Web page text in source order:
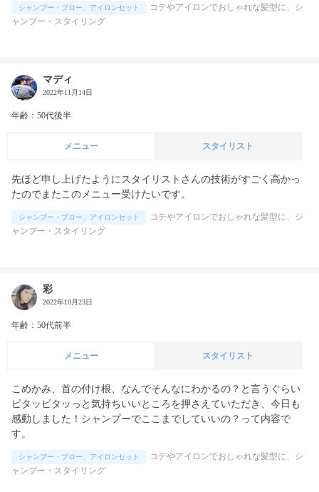
シャンプー・ブロー、アイロンセット
コテやアイロンでおしゃれな髪型に、シ
ャンプー・スタイリング
マディ
2022年11月14日
年齢：50代後半
メニュー スタイリスト
先ほど申し上げたようにスタイリストさんの技術がすごく高かっ
たのでまたこのメニュー受けたいです。
シャンプー・ブロー、アイロンセット
コテやアイロンでおしゃれな髪型に、シ
ャンプー・スタイリング
彩
2022年10月23日
年齢：50代前半
メニュー スタイリスト
こめかみ、首の付け根、なんでそんなにわかるの？と言うぐらい
ピタッピタッっと気持ちいいところを押さえていただき、今日も
感動しました！シャンプーでここまでしていいの？って内容で
す。
シャンプー・ブロー、アイロンセット
コテやアイロンでおしゃれな髪型に、シ
ャンプー・スタイリング